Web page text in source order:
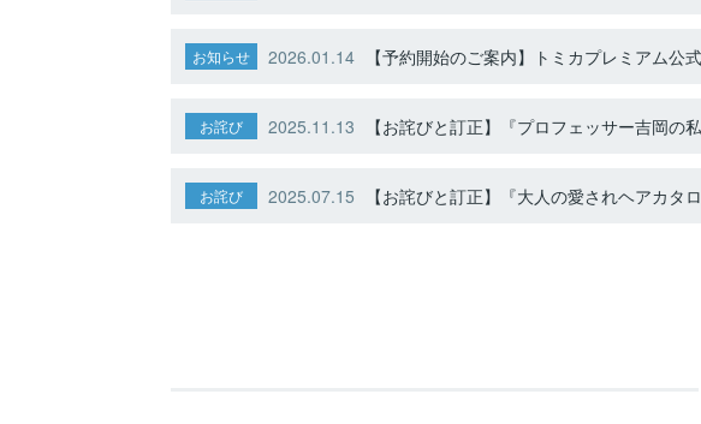
お知らせ 2026.01.14 【予約開始のご案内】トミカプレミアム公
お詫び 2025.11.13 【お詫びと訂正】『プロフェッサー吉岡の
お詫び 2025.07.15 【お詫びと訂正】『大人の愛されヘアカタロ